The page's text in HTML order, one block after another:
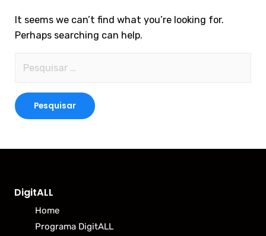
It seems we can’t find what you’re looking for.
Perhaps searching can help.
DigitALL
Home
Programa DigitALL